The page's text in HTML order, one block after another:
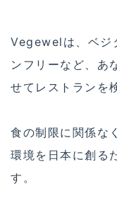
Vegewelは、ベジ
ンフリーなど、あ
せてレストランを
食の制限に関係な
環境を日本に創る
す。